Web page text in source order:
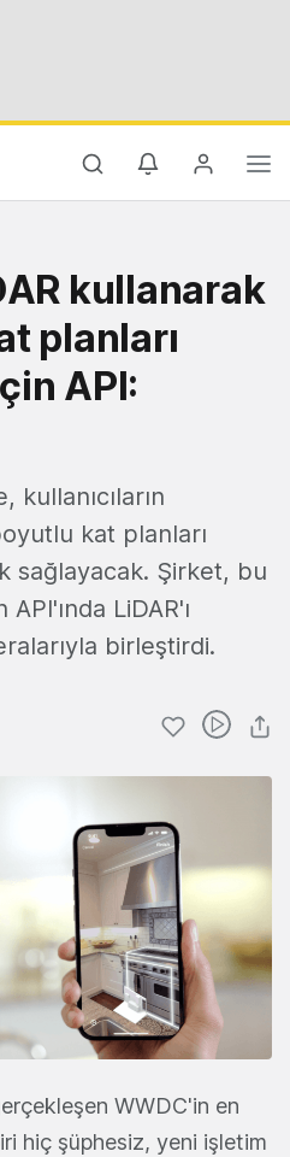
kullanarak
planları
API:
kullanıcıların
kat planları
sağlayacak. Şirket, bu
LiDAR'ı
birleştirdi.
WWDC'in en
hiç şüphesiz, yeni işletim